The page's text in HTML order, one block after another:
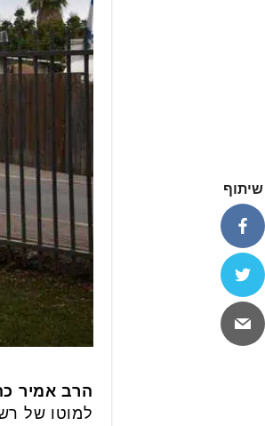
הרב אמיר
למוטו של
שיתוף